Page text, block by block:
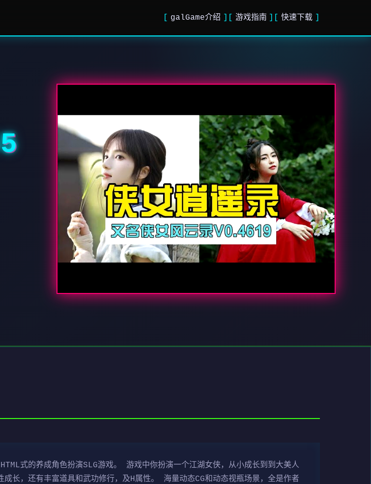
galGame介绍 游戏指南 快速下载
的养成角色扮演SLG游戏。 游戏中你扮演一个江湖女侠，从小成长到到大美人
长，还有丰富道具和武功修行，及H属性。 海量动态CG和动态视瓶场景，全是作者